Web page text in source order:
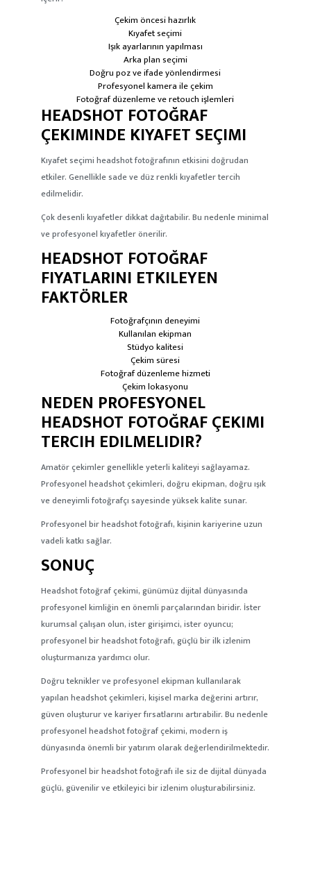
Çekim öncesi hazırlık
Kıyafet seçimi
Işık ayarlarının yapılması
Arka plan seçimi
Doğru poz ve ifade yönlendirmesi
Profesyonel kamera ile çekim
Fotoğraf düzenleme ve retouch işlemleri
HEADSHOT FOTOĞRAF
ÇEKIMINDE KIYAFET SEÇIMI
Kıyafet seçimi headshot fotoğrafının etkisini doğrudan
etkiler. Genellikle sade ve düz renkli kıyafetler tercih
edilmelidir.
Çok desenli kıyafetler dikkat dağıtabilir. Bu nedenle minimal
ve profesyonel kıyafetler önerilir.
HEADSHOT FOTOĞRAF
FIYATLARINI ETKILEYEN
FAKTÖRLER
Fotoğrafçının deneyimi
Kullanılan ekipman
Stüdyo kalitesi
Çekim süresi
Fotoğraf düzenleme hizmeti
Çekim lokasyonu
NEDEN PROFESYONEL
HEADSHOT FOTOĞRAF ÇEKIMI
TERCIH EDILMELIDIR?
Amatör çekimler genellikle yeterli kaliteyi sağlayamaz.
Profesyonel headshot çekimleri, doğru ekipman, doğru ışık
ve deneyimli fotoğrafçı sayesinde yüksek kalite sunar.
Profesyonel bir headshot fotoğrafı, kişinin kariyerine uzun
vadeli katkı sağlar.
SONUÇ
Headshot fotoğraf çekimi, günümüz dijital dünyasında
profesyonel kimliğin en önemli parçalarından biridir. İster
kurumsal çalışan olun, ister girişimci, ister oyuncu;
profesyonel bir headshot fotoğrafı, güçlü bir ilk izlenim
oluşturmanıza yardımcı olur.
Doğru teknikler ve profesyonel ekipman kullanılarak
yapılan headshot çekimleri, kişisel marka değerini artırır,
güven oluşturur ve kariyer fırsatlarını artırabilir. Bu nedenle
profesyonel headshot fotoğraf çekimi, modern iş
dünyasında önemli bir yatırım olarak değerlendirilmektedir.
Profesyonel bir headshot fotoğrafı ile siz de dijital dünyada
güçlü, güvenilir ve etkileyici bir izlenim oluşturabilirsiniz.